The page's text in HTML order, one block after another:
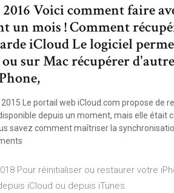
Voici comment faire
un mois ! Comment
iCloud Le logiciel
sur Mac récupérer
Le portail web iCloud.com propose de
depuis un moment, mais elle était
savez comment maîtriser la
Pour réinitialiser ou restaurer votre
iCloud ou depuis iTunes.